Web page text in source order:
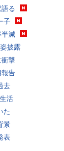
る
子
減
披露
衝撃
告
去
活
た
景
表